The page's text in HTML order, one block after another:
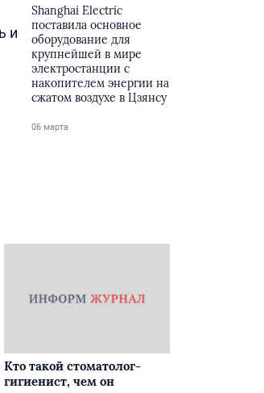
и
Shanghai Electric
поставила основное
оборудование для
крупнейшей в мире
электростанции с
накопителем энергии на
сжатом воздухе в Цзянсу
06 марта
Кто такой стоматолог-
гигиенист, чем он